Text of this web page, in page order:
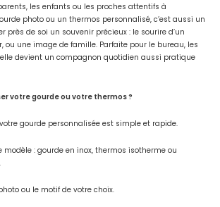
les enfants ou les proches attentifs à
photo ou un thermos personnalisé, c’est aussi un
près de soi un souvenir précieux : le sourire d’un
ou une image de famille. Parfaite pour le bureau, les
devient un compagnon quotidien aussi pratique
votre gourde ou votre thermos ?
gourde personnalisée est simple et rapide.
modèle : gourde en inox, thermos isotherme ou
ou le motif de votre choix.
S'inscrire